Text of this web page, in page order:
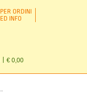
PER ORDINI
ED INFO
€ 0,00